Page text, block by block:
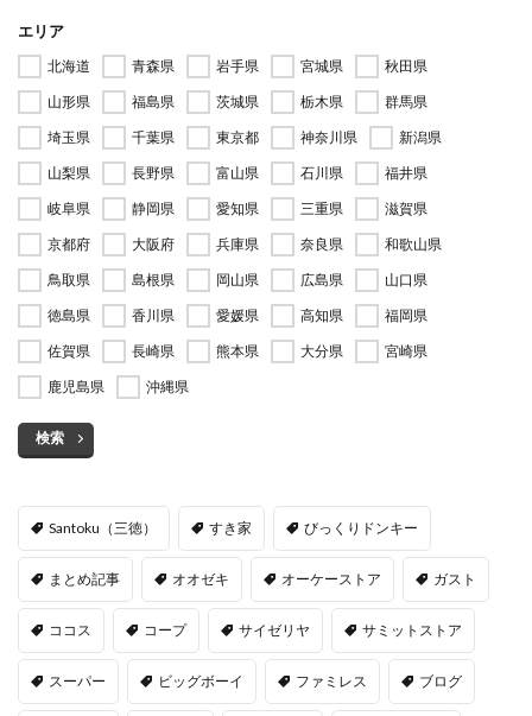
エリア
北海道 青森県 岩手県 宮城県
秋田県
山形県
福島県 茨城県 栃木県
群馬県
埼玉県
千葉県 東京都 神奈川県
新潟県
山梨県
長野県 富山県 石川県
福井県
岐阜県
静岡県 愛知県 三重県
滋賀県
京都府
大阪府 兵庫県 奈良県
和歌山県
鳥取県
島根県 岡山県 広島県
山口県
徳島県
香川県 愛媛県 高知県
福岡県
佐賀県
長崎県 熊本県 大分県
宮崎県
鹿児島県
沖縄県
検索
Santoku（三徳） すき家 びっくりドンキー
まとめ記事 オオゼキ オーケーストア ガスト
ココス コープ サイゼリヤ サミットストア
スーパー ビッグボーイ ファミレス ブログ